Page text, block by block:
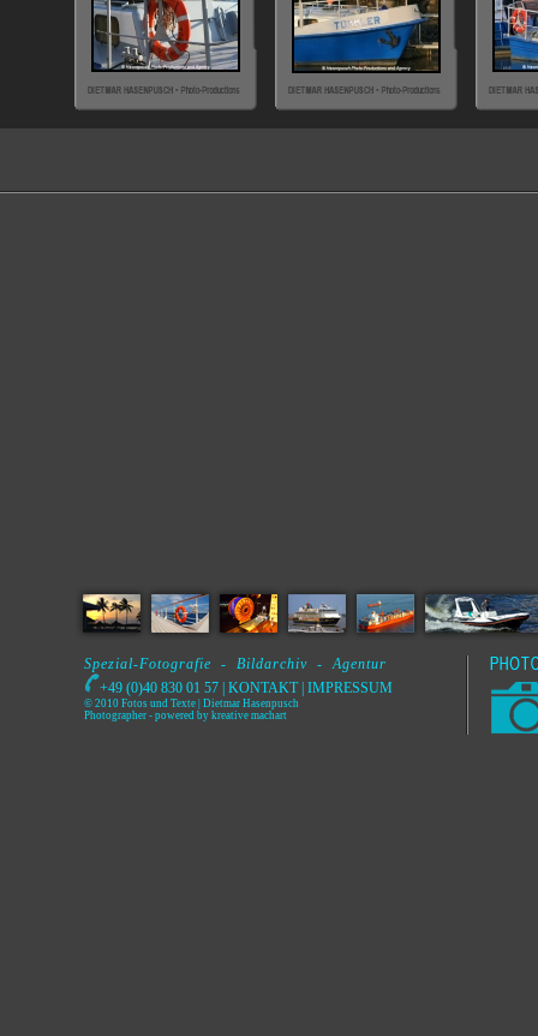
Spezial-Fotografie - Bildarchiv - Agentur
+49 (0)40 830 01 57 | KONTAKT| IMPRESSUM
© 2010 Fotos und Texte | Dietmar Hasenpusch
Photographer - powered by kreative machart